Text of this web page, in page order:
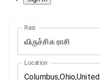
Rasi
விருச்சிக ராசி
Location